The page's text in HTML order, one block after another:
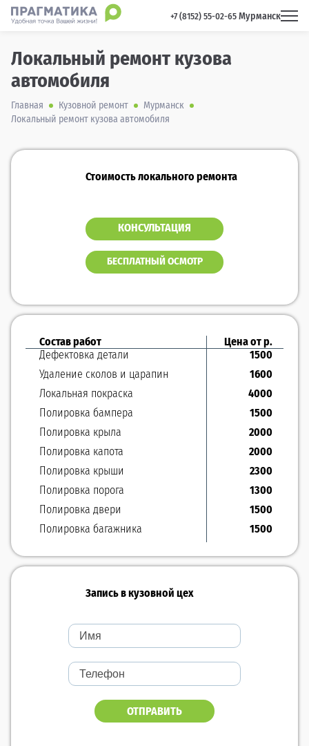
+7 (8152) 55-02-65 Мурманск
Локальный ремонт кузова
автомобиля
Главная Кузовной ремонт
Мурманск
Локальный ремонт кузова автомобиля
Стоимость локального ремонта
КОНСУЛЬТАЦИЯ
БЕСПЛАТНЫЙ ОСМОТР
Состав работ
Дефектовка детали
Удаление сколов и царапин
Локальная покраска
Полировка бампера
Полировка крыла
Полировка капота
Полировка крыши
Полировка порога
Полировка двери
Полировка багажника
Цена от р.
1500
1600
4000
1500
2000
2000
2300
1300
1500
1500
Запись в кузовной цех
ОТПРАВИТЬ